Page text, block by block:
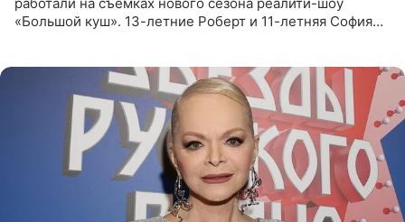
«Большой куш». 13-летние Роберт и 11-летняя София